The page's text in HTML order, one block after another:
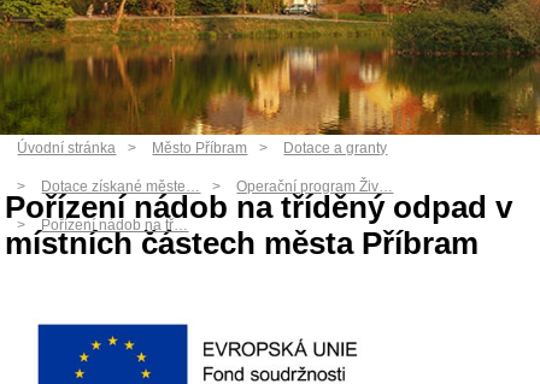
Úvodní stránka Město Příbram Dotace a granty
Dotace získané měste… Operační program Živ…
Pořízení nádob na tř…
Pořízení nádob na tříděný odpad v
místních částech města Příbram